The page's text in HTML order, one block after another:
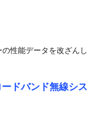
性能データを改ざんし
ドバンド無線シス